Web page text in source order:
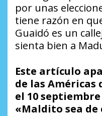
por unas
tiene razón en
Guaidó es un
sienta bien a
Este artículo
de las Américas
el 10
«Maldito sea